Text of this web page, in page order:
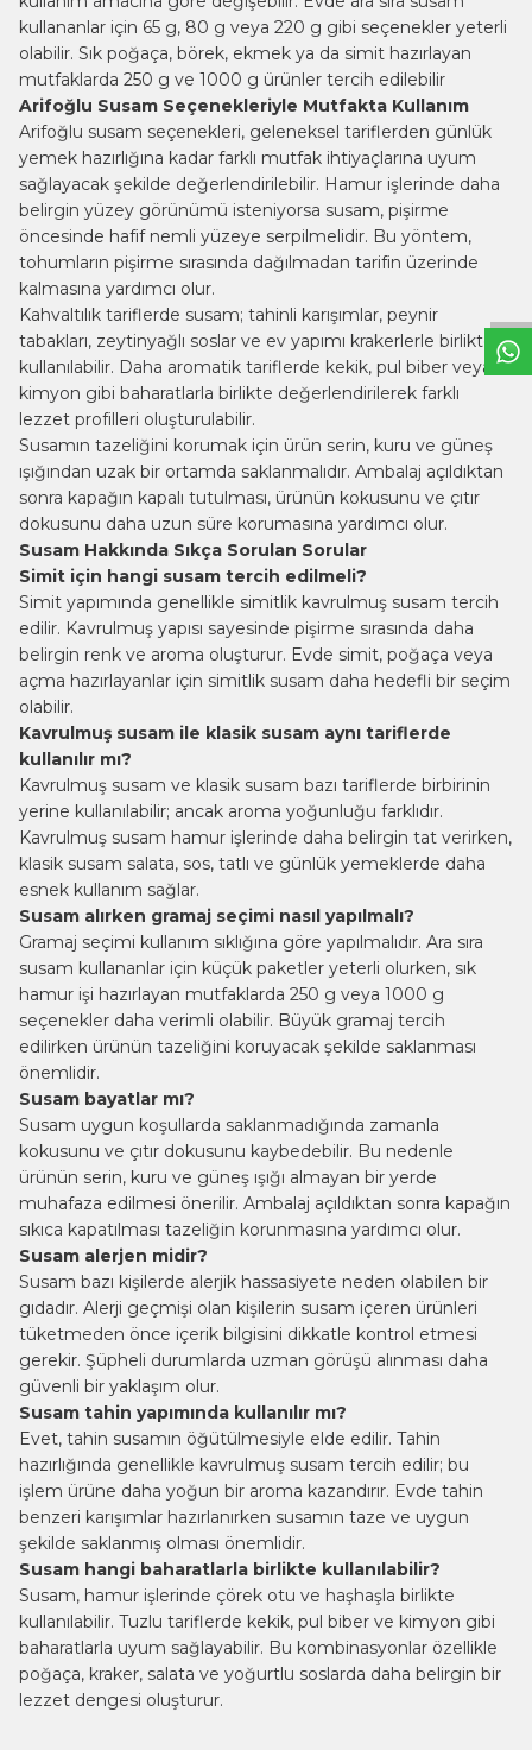
kullananlar için 65 g, 80 g veya 220 g gibi seçenekler yeterli
olabilir. Sık poğaça, börek, ekmek ya da simit hazırlayan
mutfaklarda 250 g ve 1000 g ürünler tercih edilebilir
Arifoğlu Susam Seçenekleriyle Mutfakta Kullanım
Arifoğlu susam seçenekleri, geleneksel tariflerden günlük
yemek hazırlığına kadar farklı mutfak ihtiyaçlarına uyum
sağlayacak şekilde değerlendirilebilir. Hamur işlerinde daha
belirgin yüzey görünümü isteniyorsa susam, pişirme
öncesinde hafif nemli yüzeye serpilmelidir. Bu yöntem,
tohumların pişirme sırasında dağılmadan tarifin üzerinde
kalmasına yardımcı olur.
Kahvaltılık tariflerde susam; tahinli karışımlar, peynir
tabakları, zeytinyağlı soslar ve ev yapımı krakerlerle birlikte
kullanılabilir. Daha aromatik tariflerde kekik, pul biber veya
kimyon gibi baharatlarla birlikte değerlendirilerek farklı
lezzet profilleri oluşturulabilir.
Susamın tazeliğini korumak için ürün serin, kuru ve güneş
ışığından uzak bir ortamda saklanmalıdır. Ambalaj açıldıktan
sonra kapağın kapalı tutulması, ürünün kokusunu ve çıtır
dokusunu daha uzun süre korumasına yardımcı olur.
Susam Hakkında Sıkça Sorulan Sorular
Simit için hangi susam tercih edilmeli?
Simit yapımında genellikle simitlik kavrulmuş susam tercih
edilir. Kavrulmuş yapısı sayesinde pişirme sırasında daha
belirgin renk ve aroma oluşturur. Evde simit, poğaça veya
açma hazırlayanlar için simitlik susam daha hedefli bir seçim
olabilir.
Kavrulmuş susam ile klasik susam aynı tariflerde
kullanılır mı?
Kavrulmuş susam ve klasik susam bazı tariflerde birbirinin
yerine kullanılabilir; ancak aroma yoğunluğu farklıdır.
Kavrulmuş susam hamur işlerinde daha belirgin tat verirken,
klasik susam salata, sos, tatlı ve günlük yemeklerde daha
esnek kullanım sağlar.
Susam alırken gramaj seçimi nasıl yapılmalı?
Gramaj seçimi kullanım sıklığına göre yapılmalıdır. Ara sıra
susam kullananlar için küçük paketler yeterli olurken, sık
hamur işi hazırlayan mutfaklarda 250 g veya 1000 g
seçenekler daha verimli olabilir. Büyük gramaj tercih
edilirken ürünün tazeliğini koruyacak şekilde saklanması
önemlidir.
Susam bayatlar mı?
Susam uygun koşullarda saklanmadığında zamanla
kokusunu ve çıtır dokusunu kaybedebilir. Bu nedenle
ürünün serin, kuru ve güneş ışığı almayan bir yerde
muhafaza edilmesi önerilir. Ambalaj açıldıktan sonra kapağın
sıkıca kapatılması tazeliğin korunmasına yardımcı olur.
Susam alerjen midir?
Susam bazı kişilerde alerjik hassasiyete neden olabilen bir
gıdadır. Alerji geçmişi olan kişilerin susam içeren ürünleri
tüketmeden önce içerik bilgisini dikkatle kontrol etmesi
gerekir. Şüpheli durumlarda uzman görüşü alınması daha
güvenli bir yaklaşım olur.
Susam tahin yapımında kullanılır mı?
Evet, tahin susamın öğütülmesiyle elde edilir. Tahin
hazırlığında genellikle kavrulmuş susam tercih edilir; bu
işlem ürüne daha yoğun bir aroma kazandırır. Evde tahin
benzeri karışımlar hazırlanırken susamın taze ve uygun
şekilde saklanmış olması önemlidir.
Susam hangi baharatlarla birlikte kullanılabilir?
Susam, hamur işlerinde çörek otu ve haşhaşla birlikte
kullanılabilir. Tuzlu tariflerde kekik, pul biber ve kimyon gibi
baharatlarla uyum sağlayabilir. Bu kombinasyonlar özellikle
poğaça, kraker, salata ve yoğurtlu soslarda daha belirgin bir
lezzet dengesi oluşturur.